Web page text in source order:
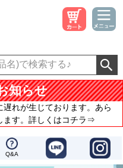
知らせ
れが生じております。あら
ます。詳しくはコチラ⇒
Q&A